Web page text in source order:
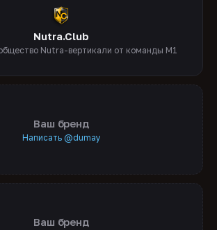
Nutra.Club
Nutra-вертикали от команды M1
Ваш бренд
Написать @dumay
Ваш бренд